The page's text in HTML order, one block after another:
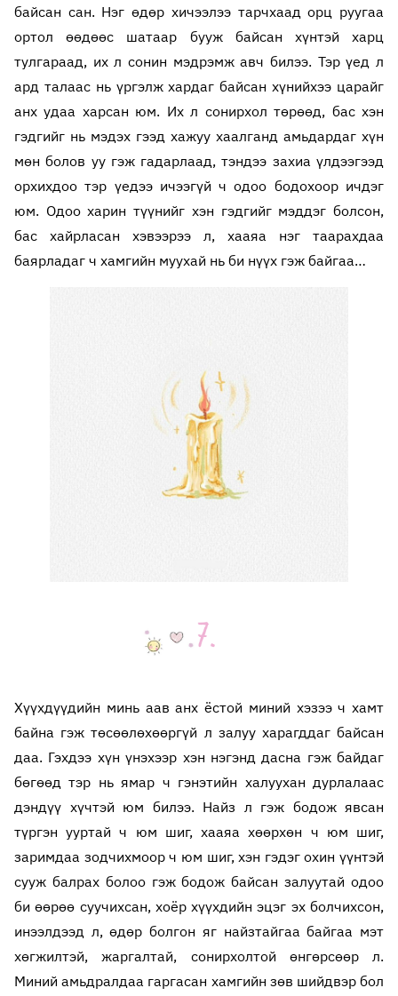
байсан сан. Нэг өдөр хичээлээ тарчхаад орц руугаа
ортол өөдөөс шатаар бууж байсан хүнтэй харц
тулгараад, их л сонин мэдрэмж авч билээ. Тэр үед л
ард талаас нь үргэлж хардаг байсан хүнийхээ царайг
анх удаа харсан юм. Их л сонирхол төрөөд, бас хэн
гэдгийг нь мэдэх гээд хажуу хаалганд амьдардаг хүн
мөн болов уу гэж гадарлаад, тэндээ захиа үлдээгээд
орхихдоо тэр үедээ ичээгүй ч одоо бодохоор ичдэг
юм. Одоо харин түүнийг хэн гэдгийг мэддэг болсон,
бас хайрласан хэвээрээ л, хааяа нэг таарахдаа
баярладаг ч хамгийн муухай нь би нүүх гэж байгаа…
Хүүхдүүдийн минь аав анх ёстой миний хэзээ ч хамт
байна гэж төсөөлөхөөргүй л залуу харагддаг байсан
даа. Гэхдээ хүн үнэхээр хэн нэгэнд дасна гэж байдаг
бөгөөд тэр нь ямар ч гэнэтийн халуухан дурлалаас
дэндүү хүчтэй юм билээ. Найз л гэж бодож явсан
түргэн ууртай ч юм шиг, хааяа хөөрхөн ч юм шиг,
заримдаа зодчихмоор ч юм шиг, хэн гэдэг охин үүнтэй
сууж балрах болоо гэж бодож байсан залуутай одоо
би өөрөө суучихсан, хоёр хүүхдийн эцэг эх болчихсон,
инээлдээд л, өдөр болгон яг найзтайгаа байгаа мэт
хөгжилтэй, жаргалтай, сонирхолтой өнгөрсөөр л.
Миний амьдралдаа гаргасан хамгийн зөв шийдвэр бол